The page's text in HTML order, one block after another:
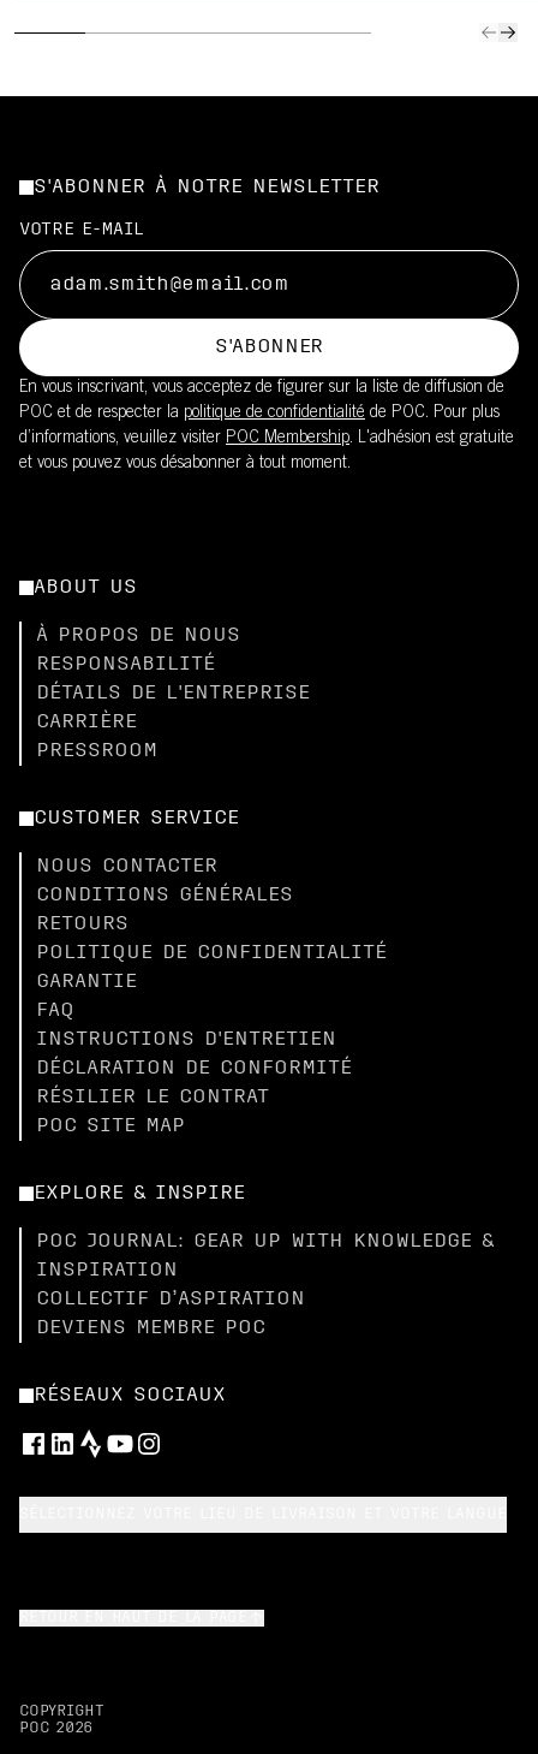
S'ABONNER À NOTRE NEWSLETTER
VOTRE E-MAIL
S'ABONNER
En vous inscrivant, vous acceptez de figurer sur la liste de diffusion de
POC et de respecter la politique de confidentialité de POC. Pour plus
d’informations, veuillez visiter POC Membership. L'adhésion est gratuite
et vous pouvez vous désabonner à tout moment.
ABOUT US
À PROPOS DE NOUS
RESPONSABILITÉ
DÉTAILS DE L'ENTREPRISE
CARRIÈRE
PRESSROOM
CUSTOMER SERVICE
NOUS CONTACTER
CONDITIONS GÉNÉRALES
RETOURS
POLITIQUE DE CONFIDENTIALITÉ
GARANTIE
FAQ
INSTRUCTIONS D'ENTRETIEN
DÉCLARATION DE CONFORMITÉ
RÉSILIER LE CONTRAT
POC SITE MAP
EXPLORE & INSPIRE
POC JOURNAL: GEAR UP WITH KNOWLEDGE &
INSPIRATION
COLLECTIF D’ASPIRATION
DEVIENS MEMBRE POC
RÉSEAUX SOCIAUX
COPYRIGHT
POC 2026